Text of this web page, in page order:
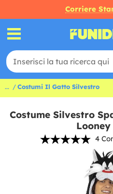
Corriere
... Costumi Il Gatto Silvestro
Costume Silvestro
Looney
4